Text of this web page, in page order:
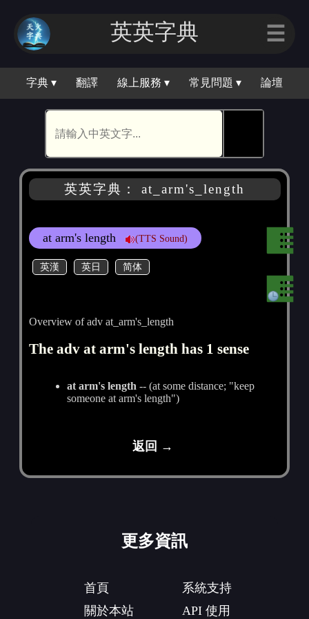
英英字典 ☰
字典 ▾ 翻譯 線上服務 ▾ 常見問題 ▾ 論壇
英英字典： at_arm's_length
at arm's length (TTS Sound)
英漢 英日 简体
Overview of adv at_arm's_length
The adv at arm's length has 1 sense
at arm's length -- (at some distance; "keep
someone at arm's length")
返回 →
更多資訊
首頁
關於本站
系統支持
API 使用